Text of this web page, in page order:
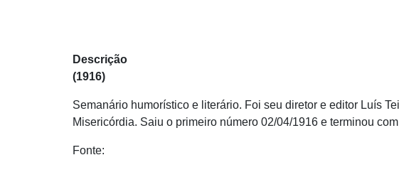
Descrição
(1916)
Semanário humorístico e literário. Foi seu diretor e editor Luís
Misericórdia. Saiu o primeiro número 02/04/1916 e terminou
Fonte: